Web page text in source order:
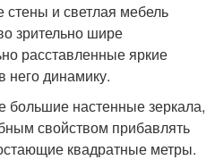
стены и светлая мебель
зрительно шире
расставленные яркие
него динамику.
большие настенные зеркала,
свойством прибавлять
квадратные метры.